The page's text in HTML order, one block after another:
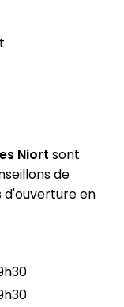
Niort sont
de
d'ouverture en